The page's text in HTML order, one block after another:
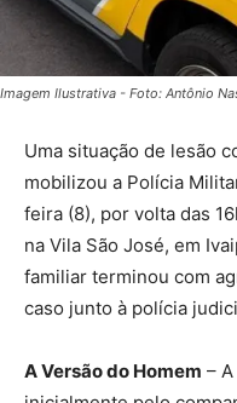
Imagem Ilustrativa - Foto: Antônio
Uma situação de lesão
mobilizou a Polícia
feira (8), por volta das
na Vila São José, em
familiar terminou com
caso junto à polícia
A Versão do Homem –